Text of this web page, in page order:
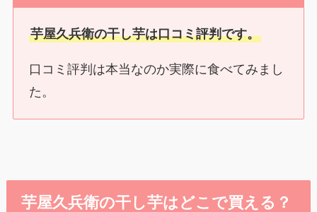
芋屋久兵衛の干し芋は口コミ評判です。
口コミ評判は本当なのか実際に食べてみまし
た。
芋屋久兵衛の干し芋はどこで買える？